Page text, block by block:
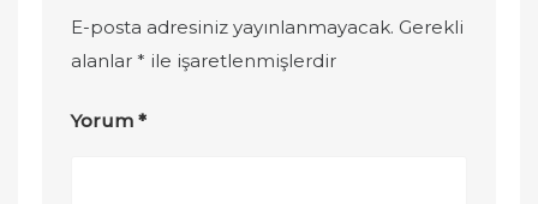
E-posta adresiniz yayınlanmayacak. Gerekli
alanlar* ile işaretlenmişlerdir
Yorum*